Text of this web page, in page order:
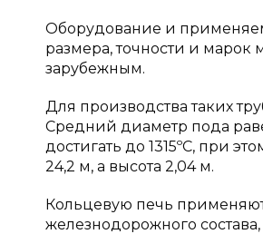
Оборудование и
размера, точности и марок
зарубежным.
Для производства таких
Средний диаметр пода
достигать до 1315ºС, при
24,2 м, а высота 2,04 м.
Кольцевую печь применяют
железнодорожного